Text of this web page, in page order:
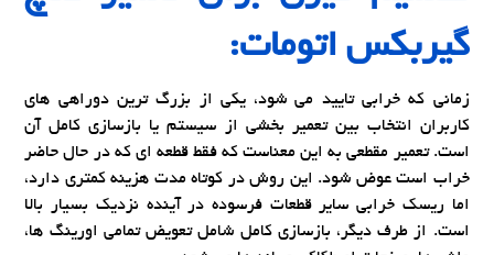
گیربکس اتومات:
زمانی که خرابی تایید می شود، یکی از بزرگ ترین دوراهی های
کاربران انتخاب بین تعمیر بخشی از سیستم یا بازسازی کامل آن
است. تعمیر مقطعی به این معناست که فقط قطعه ای که در حال حاضر
خراب است عوض شود. این روش در کوتاه مدت هزینه کمتری دارد،
اما ریسک خرابی سایر قطعات فرسوده در آینده نزدیک بسیار بالا
است. از طرف دیگر، بازسازی کامل شامل تعویض تمامی اورینگ ها،